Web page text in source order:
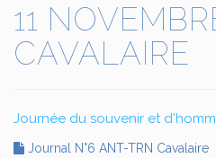
11
CAVALAIRE
Journée du souvenir et
Journal N°6 ANT-TRN Cavalaire